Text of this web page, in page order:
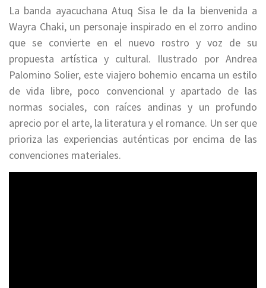
La banda ayacuchana Atuq Sisa le da la bienvenida a
Wayra Chaki, un personaje inspirado en el zorro andino
que se convierte en el nuevo rostro y voz de su
propuesta artística y cultural. Ilustrado por Andrea
Palomino Solier, este viajero bohemio encarna un estilo
de vida libre, poco convencional y apartado de las
normas sociales, con raíces andinas y un profundo
aprecio por el arte, la literatura y el romance. Un ser que
prioriza las experiencias auténticas por encima de las
convenciones materiales.